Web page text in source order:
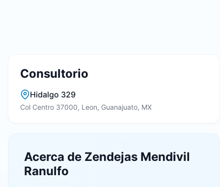
Consultorio
Hidalgo 329
Col Centro 37000, Leon, Guanajuato, MX
Acerca de Zendejas Mendivil
Ranulfo